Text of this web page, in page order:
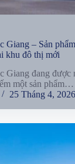
Giang – Sản
khu đô thị mới
Giang đang được
một sản phẩm…
25 Tháng 4, 2026